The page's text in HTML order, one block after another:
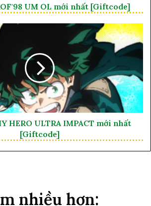
UM OL mới nhất [Giftcode]
HERO ULTRA IMPACT mới nhất
[Giftcode]
nhiều hơn: